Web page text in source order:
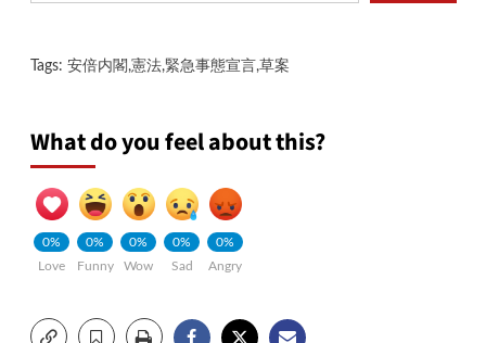
Tags: 安倍内閣 ,憲法,緊急事態宣言 ,草案
What do you feel about this?
0%
Love
0%
Funny
0%
Wow
0%
Sad
0%
Angry